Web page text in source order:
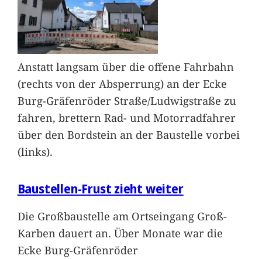
Anstatt langsam über die offene Fahrbahn
(rechts von der Absperrung) an der Ecke
Burg-Gräfenröder Straße/Ludwigstraße zu
fahren, brettern Rad- und Motorradfahrer
über den Bordstein an der Baustelle vorbei
(links).
Baustellen-Frust zieht weiter
Die Großbaustelle am Ortseingang Groß-
Karben dauert an. Über Monate war die
Ecke Burg-Gräfenröder